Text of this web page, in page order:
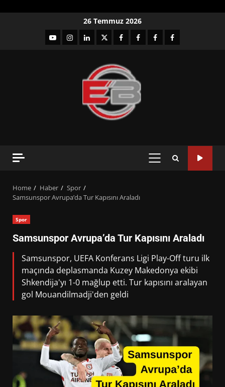
26 Temmuz 2026
YouTubeInstagram
LinkedIntwitterfacebook-Facebook-
Facebook-Facebook-
PRIMARY
Home Haber
Spor
Samsunspor Avrupa’da Tur Kapısını Araladı
Spor
Samsunspor Avrupa’da Tur Kapısını Araladı
Samsunspor, UEFA Konferans Ligi Play-Off turu ilk
maçında deplasmanda Kuzey Makedonya ekibi
Shkendija'yı 1-0 mağlup etti. Tur kapısını aralayan
gol Mouandilmadji'den geldi